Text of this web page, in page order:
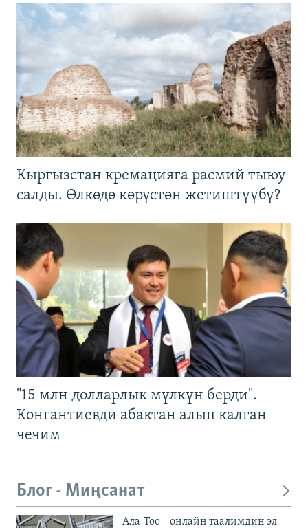
Кыргызстан кремацияга расмий тыюу
салды. Өлкөдө көрүстөн жетиштүүбү?
"15 млн долларлык мүлкүн берди".
Конгантиевди абактан алып калган
чечим
Блог - Миңсанат
Ала-Тоо – онлайн таалимдин эл